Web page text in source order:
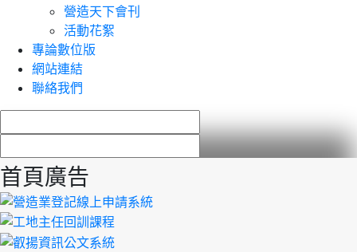
營造天下會刊
活動花絮
專論數位版
網站連結
聯絡我們
首頁廣告